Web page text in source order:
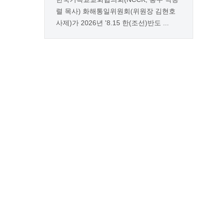
렬 목사) 화해통일위원회(위원장 김현호
사제)가 2026년 '8.15 한(조선)반도 ...